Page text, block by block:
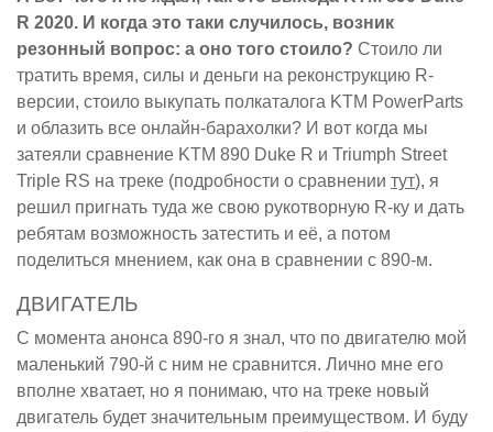
R 2020. И когда это таки случилось, возник
резонный вопрос: а оно того стоило? Стоило ли
тратить время, силы и деньги на реконструкцию R-
версии, стоило выкупать полкаталога KTM PowerParts
и облазить все онлайн-барахолки? И вот когда мы
затеяли сравнение KTM 890 Duke R и Triumph Street
Triple RS на треке (подробности о сравнении тут), я
решил пригнать туда же свою рукотворную R-ку и дать
ребятам возможность затестить и её, а потом
поделиться мнением, как она в сравнении с 890-м.
ДВИГАТЕЛЬ
С момента анонса 890-го я знал, что по двигателю мой
маленький 790-й с ним не сравнится. Лично мне его
вполне хватает, но я понимаю, что на треке новый
двигатель будет значительным преимуществом. И буду